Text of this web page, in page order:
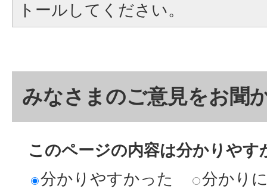
トールしてください。
みなさまのご意見をお聞
このページの内容は分かりやす
分かりやすかった
分かり